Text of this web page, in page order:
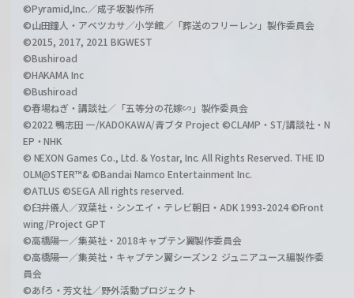
©Pyramid,Inc.／成子坂製作所
©山田鐘人・アベツカサ／小学館／「葬送のフリーレン」製作委員会
©2015, 2017, 2021 BIGWEST
©Bushiroad
©HAKAMA Inc
©Bushiroad
©春場ねぎ・講談社／「五等分の花嫁∽」製作委員会
©2022 鴨志田 一/KADOKAWA/青ブタ Project ©CLAMP・ST/講談社・N
EP・NHK
© NEXON Games Co., Ltd. & Yostar, Inc. All Rights Reserved. THE ID
OLM@STER™& ©Bandai Namco Entertainment Inc.
©ATLUS ©SEGA All rights reserved.
©臼井儀人／双葉社・シンエイ・テレビ朝日・ADK 1993-2024 ©Front
wing/Project GPT
©高橋陽一／集英社・2018キャプテン翼製作委員会
©高橋陽一／集英社・キャプテン翼シーズン２ ジュニアユース編製作委
員会
©あfろ・芳文社／野外活動プロジェクト